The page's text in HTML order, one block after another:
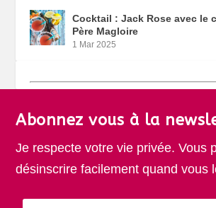
Cocktail : Jack Rose avec le
Père Magloire
1 Mar 2025
Abonnez vous à la
Je respecte votre vie privée. Vous
désinscrire facilement quand vous